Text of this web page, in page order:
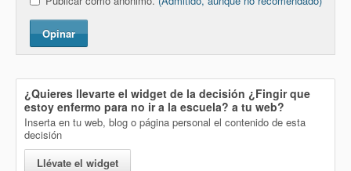
Opinar
¿Quieres llevarte el widget de la decisión ¿Fingir que
estoy enfermo para no ir a la escuela? a tu web?
Inserta en tu web, blog o página personal el contenido de esta
decisión
Llévate el widget